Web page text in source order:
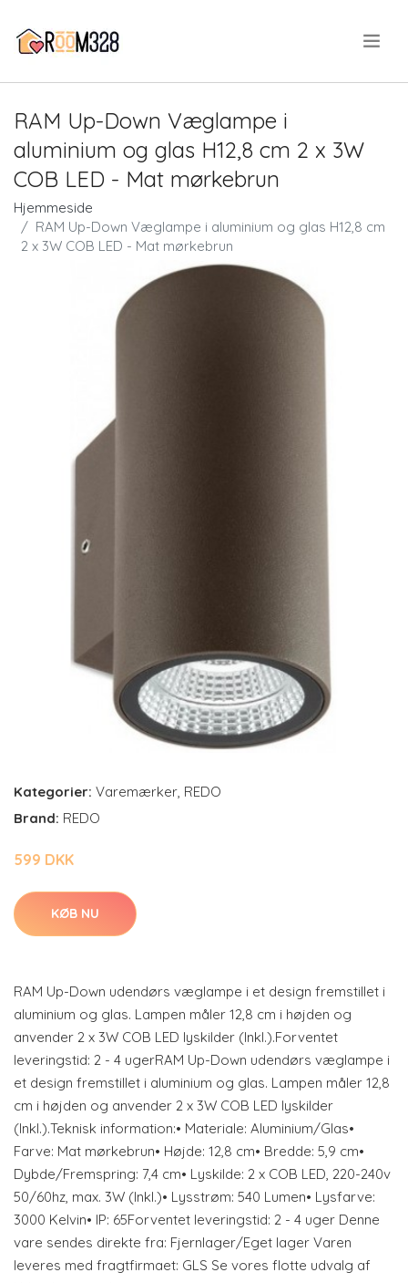
RAM Up-Down Væglampe i
aluminium og glas H12,8 cm 2 x 3W
COB LED - Mat mørkebrun
Hjemmeside
RAM Up-Down Væglampe i aluminium og glas H12,8 cm
2 x 3W COB LED - Mat mørkebrun
Kategorier: Varemærker REDO
Brand: REDO
599 DKK
KØB NU
RAM Up-Down udendørs væglampe i et design fremstillet i
aluminium og glas. Lampen måler 12,8 cm i højden og
anvender 2 x 3W COB LED lyskilder (Inkl.).Forventet
leveringstid: 2 - 4 ugerRAM Up-Down udendørs væglampe i
et design fremstillet i aluminium og glas. Lampen måler 12,8
cm i højden og anvender 2 x 3W COB LED lyskilder
(Inkl.).Teknisk information:• Materiale: Aluminium/Glas•
Farve: Mat mørkebrun• Højde: 12,8 cm• Bredde: 5,9 cm•
Dybde/Fremspring: 7,4 cm• Lyskilde: 2 x COB LED, 220-240v
50/60hz, max. 3W (Inkl.)• Lysstrøm: 540 Lumen• Lysfarve:
3000 Kelvin• IP: 65Forventet leveringstid: 2 - 4 uger Denne
vare sendes direkte fra: Fjernlager/Eget lager Varen
leveres med fragtfirmaet: GLS Se vores flotte udvalg af